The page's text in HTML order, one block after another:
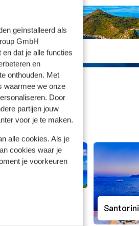
geïnstalleerd als
GmbH
dat je alle functies
en
onthouden. Met
waarmee we onze
Door
partijen jouw
voor je te maken.
alle cookies. Als je
cookies waar je
je voorkeuren
Corfu
Santorini